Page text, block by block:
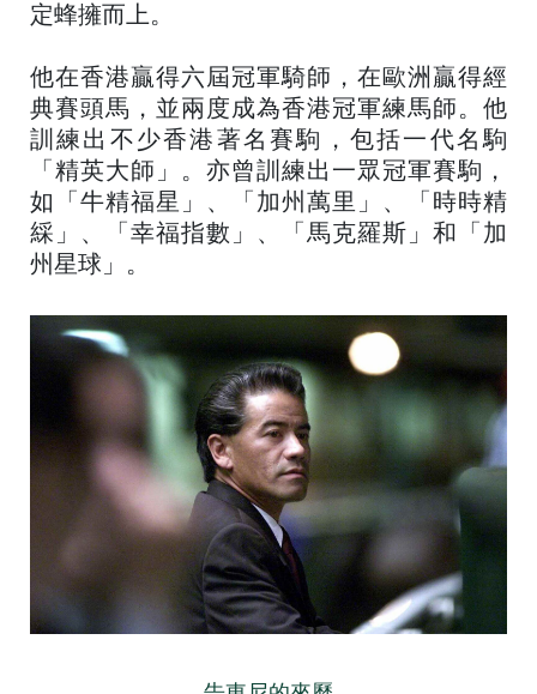
定蜂擁而上。
他在香港贏得六屆冠軍騎師，在歐洲贏得經
典賽頭馬，並兩度成為香港冠軍練馬師。他
訓練出不少香港著名賽駒，包括一代名駒
「精英大師」。亦曾訓練出一眾冠軍賽駒，
如「牛精福星」、「加州萬里」、「時時精
綵」、「幸福指數」、「馬克羅斯」和「加
州星球」。